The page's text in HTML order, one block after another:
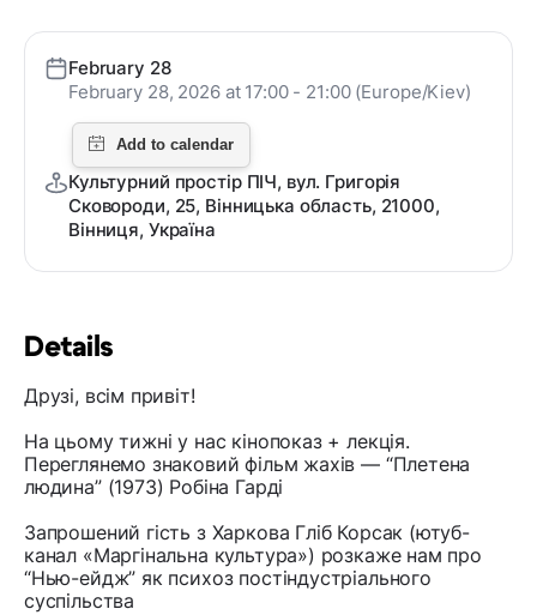
Details
Друзі, всім привіт!
На цьому тижні у нас кінопоказ + лекція.
Переглянемо знаковий фільм жахів — “Плетена
людина” (1973) Робіна Гарді
Запрошений гість з Харкова Гліб Корсак (ютуб-
канал «Маргінальна культура») розкаже нам про
“Нью-ейдж” як психоз постіндустріального
суспільства
February 28
February 28, 2026 at 17:00 - 21:00 (Europe/Kiev)
Культурний простір ПІЧ, вул. Григорія
Сковороди, 25, Вінницька область, 21000,
Вінниця, Україна